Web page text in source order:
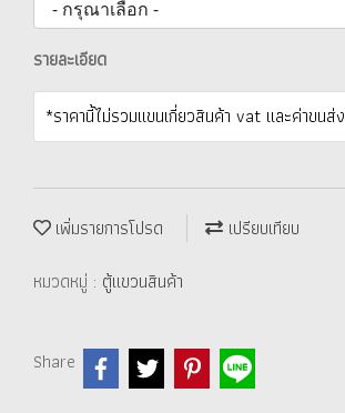
รายละเอียด
*ราคานี้ไม่รวมแขนเกี่ยวสินค้า vat และค่าขนส่ง
เพิ่มรายการโปรด
เปรียบเทียบ
หมวดหมู่ : ตู้แขวนสินค้า
Share